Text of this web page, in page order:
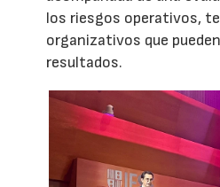
los riesgos operativos,
organizativos que
resultados.